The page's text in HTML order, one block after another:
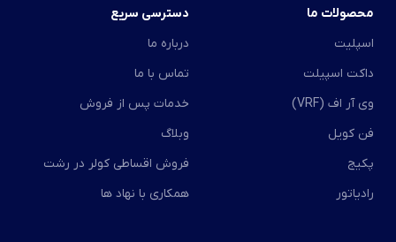
محصولات ما
اسپلیت
داکت اسپیلت
وی آر اف (VRF)
فن کویل
پکیج
رادیاتور
دسترسی سریع
درباره ما
تماس با ما
خدمات پس از فروش
وبلاگ
فروش اقساطی کولر در رشت
همکاری با نهاد ها